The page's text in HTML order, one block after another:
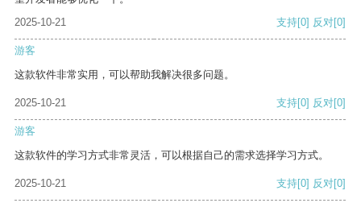
2025-10-21
支持[0] 反对[0]
游客
这款软件非常实用，可以帮助我解决很多问题。
2025-10-21 支持[0] 反对[0]
游客
这款软件的学习方式非常灵活，可以根据自己的需求选择学习方式。
2025-10-21 支持[0] 反对[0]